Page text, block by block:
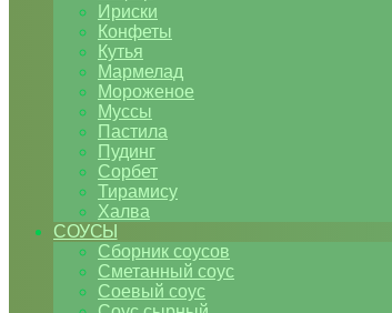
Ириски
Конфеты
Кутья
Мармелад
Мороженое
Муссы
Пастила
Пудинг
Сорбет
Тирамису
Халва
СОУСЫ
Сборник соусов
Сметанный соус
Соевый соус